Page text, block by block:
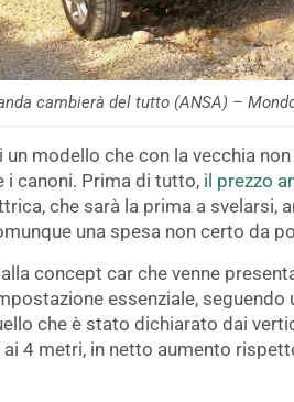
cambierà del tutto (ANSA) –
modello che con la vecchia
i canoni. Prima di tutto, il prezzo
che sarà la prima a svelarsi,
una spesa non certo da
concept car che venne
essenziale,
che è stato dichiarato dai
4 metri, in netto aumento